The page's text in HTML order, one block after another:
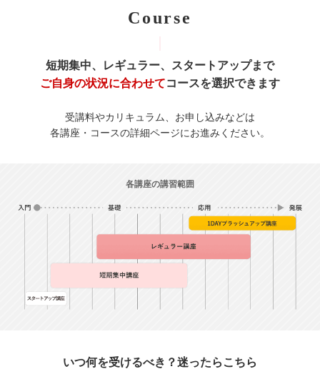
Course
短期集中、レギュラー、スタートアップまで
ご自身の状況に合わせてコースを選択できます
受講料やカリキュラム、お申し込みなどは
各講座・コースの詳細ページにお進みください。
各講座の講習範囲
いつ何を受けるべき？迷ったらこちら